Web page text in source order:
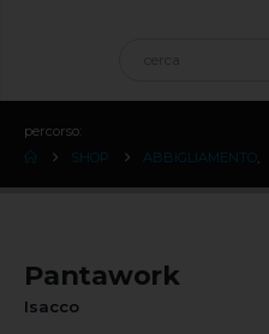
percorso:
SHOP
ABBIGLIAMENTO
Pantawork
Isacco